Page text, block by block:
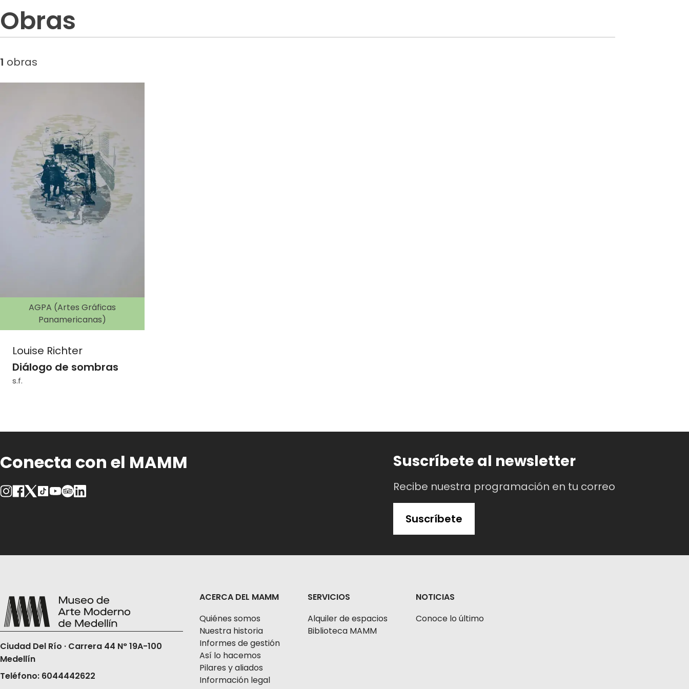
Obras
1 obras
AGPA (Artes Gráficas
Panamericanas)
Louise Richter
Diálogo de sombras
s.f.
Conecta con el MAMM Suscríbete al newsletter
Recibe nuestra programación en tu correo
Suscríbete
Ciudad Del Río · Carrera 44 N° 19A-100
Medellín
Teléfono: 6044442622
ACERCA DEL MAMM
Quiénes somos
Nuestra historia
Informes de gestión
Así lo hacemos
Pilares y aliados
Información legal
SERVICIOS
Alquiler de espacios
Biblioteca MAMM
NOTICIAS
Conoce lo último